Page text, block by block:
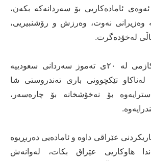
ئامادەکاریی بۆ سەردانەکە بکەن،
وەزیرانی نەوت، وەرزش و رۆشنبیریی،
لەخۆدەگرت.
بڕیار بوو مستەفا کازمی لە ٢٠ی تەموز سەردانی سعودییە
لەناکاو تێکچوونی باری تەندروستی شا
بۆ نەخۆشخانە بۆ چارەسەر،
عێراقی داوە و ئامادەیی دەربڕیوە
هاوکاریی عێراق بکات، لەوانەش